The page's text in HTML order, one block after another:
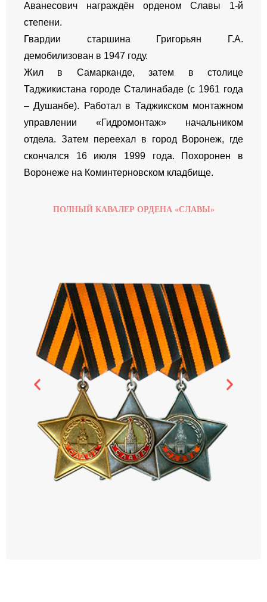
Аванесович награждён орденом Славы 1-й
степени.
Гвардии старшина Григорьян Г.А.
демобилизован в 1947 году.
Жил в Самарканде, затем в столице
Таджикистана городе Сталинабаде (с 1961 года
– Душанбе). Работал в Таджикском монтажном
управлении «Гидромонтаж» начальником
отдела. Затем переехал в город Воронеж, где
скончался 16 июля 1999 года. Похоронен в
Воронеже на Коминтерновском кладбище.
ПОЛНЫЙ КАВАЛЕР ОРДЕНА «СЛАВЫ»